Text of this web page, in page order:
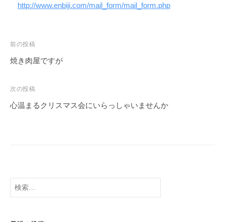
http://www.enbiji.com/mail_form/mail_form.php
前の投稿
焼き肉屋ですが
次の投稿
心温まるクリスマス会にいらっしゃいませんか